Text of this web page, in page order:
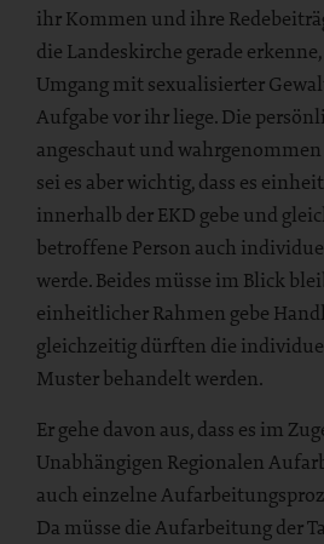
ihr Kommen und ihre
die Landeskirche gerade
Umgang mit sexualisierter
Aufgabe vor ihr liege. Die
angeschaut und
sei es aber wichtig, dass es
innerhalb der EKD gebe und
betroffene Person auch
werde. Beides müsse im Blick
einheitlicher Rahmen gebe
gleichzeitig dürften die
Muster behandelt werden.
Er gehe davon aus, dass es im
Unabhängigen Regionalen
auch einzelne
Da müsse die Aufarbeitung der